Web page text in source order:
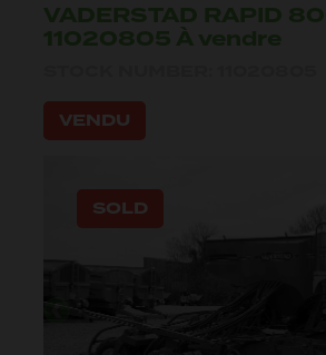
VADERSTAD RAPID
11020805 À vendre
VENDU
SOLD